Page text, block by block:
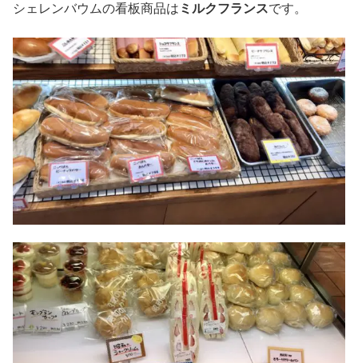
シェレンバウムの看板商品は ミルクフランスです。